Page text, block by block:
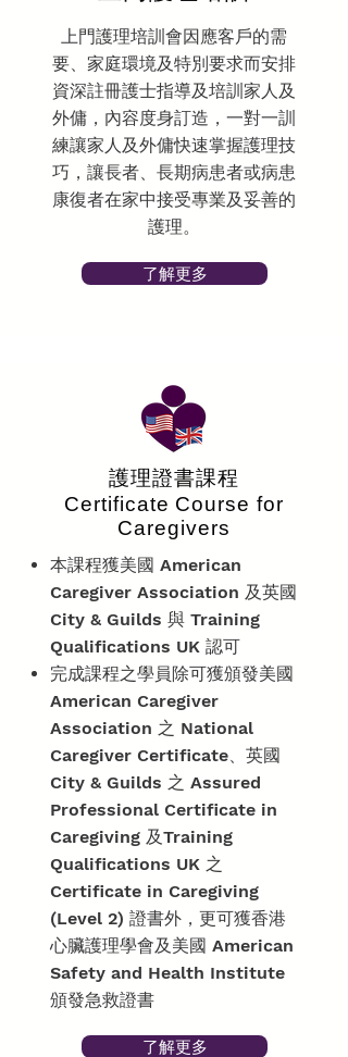
上門護理培訓會因應客戶的需
要、家庭環境及特別要求而安排
資深註冊護士指導及培訓家人及
外傭，內容度身訂造，一對一訓
練讓家人及外傭快速掌握護理技
巧，讓長者、長期病患者或病患
康復者在家中接受專業及妥善的
護理。
了解更多
護理證書課程
Certificate Course for
Caregivers
本課程獲美國 American
Caregiver Association 及英國
City & Guilds 與 Training
Qualifications UK 認可
完成課程之學員除可獲頒發美國
American Caregiver
Association 之 National
Caregiver Certificate、英國
City & Guilds 之 Assured
Professional Certificate in
Caregiving 及Training
Qualifications UK 之
Certificate in Caregiving
(Level 2) 證書外，更可獲香港
心臟護理學會及美國 American
Safety and Health Institute
頒發急救證書
了解更多